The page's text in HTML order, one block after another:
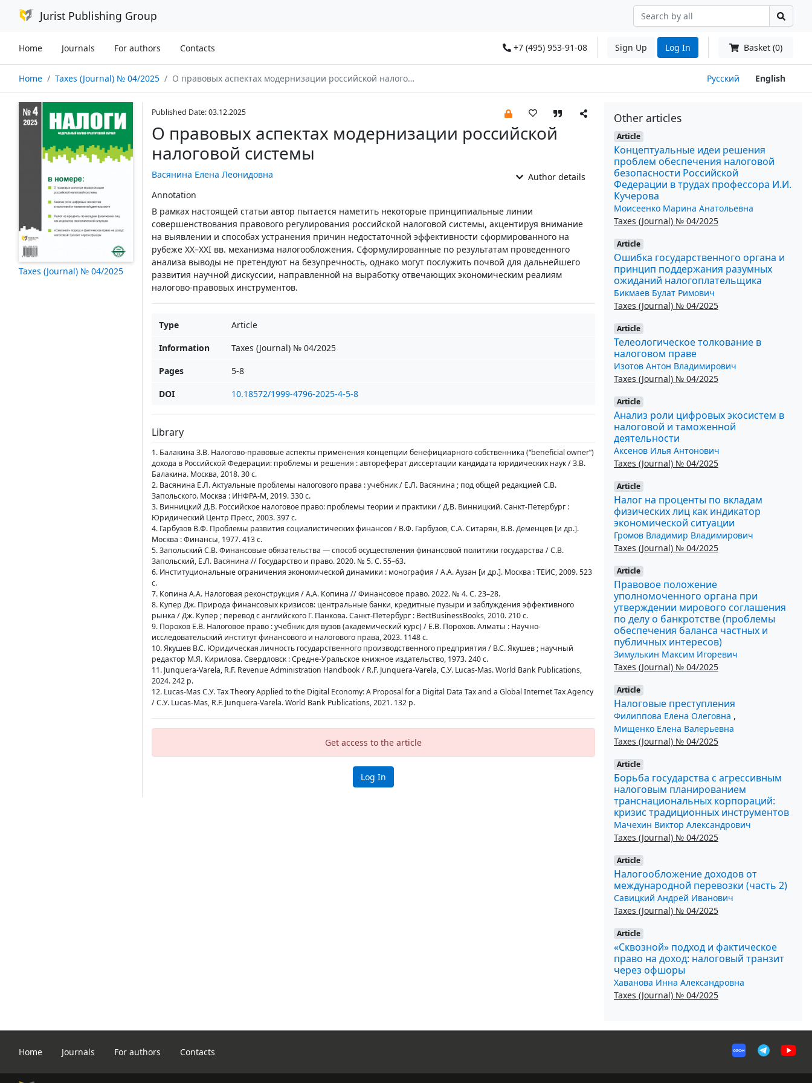
Jurist Publishing Group
Home Journals For authors Contacts +7 (495) 953-91-08 Sign Up Log In Basket (0)
Home Taxes (Journal) № 04/2025 О правовых аспектах модернизации российской налоговой системы Русский English
Taxes (Journal) № 04/2025
Published Date: 03.12.2025
О правовых аспектах модернизации российской
налоговой системы
Васянина Елена Леонидовна
Author details
Annotation
В рамках настоящей статьи автор пытается наметить некоторые принципиальные линии
совершенствования правового регулирования российской налоговой системы, акцентируя внимание
на выявлении и способах устранения причин недостаточной эффективности сформированного на
рубеже XX–XXI вв. механизма налогообложения. Сформулированные по результатам проведенного
анализа выводы не претендуют на безупречность, однако могут послужить почвой для дальнейшего
развития научной дискуссии, направленной на выработку отвечающих экономическим реалиям
налогово-правовых инструментов.
Type
Article
Information
Taxes (Journal) № 04/2025
Pages
5-8
DOI
10.18572/1999-4796-2025-4-5-8
Library
1. Балакина З.В. Налогово-правовые аспекты применения концепции бенефициарного собственника (“beneficial owner”)
дохода в Российской Федерации: проблемы и решения : автореферат диссертации кандидата юридических наук / З.В.
Балакина. Москва, 2018. 30 с.
2. Васянина Е.Л. Актуальные проблемы налогового права : учебник / Е.Л. Васянина ; под общей редакцией С.В.
Запольского. Москва : ИНФРА-М, 2019. 330 с.
3. Винницкий Д.В. Российское налоговое право: проблемы теории и практики / Д.В. Винницкий. Санкт-Петербург :
Юридический Центр Пресс, 2003. 397 с.
4. Гарбузов В.Ф. Проблемы развития социалистических финансов / В.Ф. Гарбузов, С.А. Ситарян, В.В. Деменцев [и др.].
Москва : Финансы, 1977. 413 с.
5. Запольский С.В. Финансовые обязательства — способ осуществления финансовой политики государства / С.В.
Запольский, Е.Л. Васянина // Государство и право. 2020. № 5. С. 55–63.
6. Институциональные ограничения экономической динамики : монография / А.А. Аузан [и др.]. Москва : ТЕИС, 2009. 523
с.
7. Копина А.А. Налоговая реконструкция / А.А. Копина // Финансовое право. 2022. № 4. С. 23–28.
8. Купер Дж. Природа финансовых кризисов: центральные банки, кредитные пузыри и заблуждения эффективного
рынка / Дж. Купер ; перевод с английского Г. Панкова. Санкт-Петербург : BectBusinessBooks, 2010. 210 с.
9. Порохов Е.В. Налоговое право : учебник для вузов (академический курс) / Е.В. Порохов. Алматы : Научно-
исследовательский институт финансового и налогового права, 2023. 1148 с.
10. Якушев В.С. Юридическая личность государственного производственного предприятия / В.С. Якушев ; научный
редактор М.Я. Кирилова. Свердловск : Средне-Уральское книжное издательство, 1973. 240 с.
11. Junquera-Varela, R.F. Revenue Administration Handbook / R.F. Junquera-Varela, C.У. Lucas-Mas. World Bank Publications,
2024. 242 p.
12. Lucas-Mas C.У. Tax Theory Applied to the Digital Economy: A Proposal for a Digital Data Tax and a Global Internet Tax Agency
/ C.У. Lucas-Mas, R.F. Junquera-Varela. World Bank Publications, 2021. 132 p.
Get access to the article
Log In
Other articles
Article
Концептуальные идеи решения
проблем обеспечения налоговой
безопасности Российской
Федерации в трудах профессора И.И.
Кучерова
Моисеенко Марина Анатольевна
Taxes (Journal) № 04/2025
Article
Ошибка государственного органа и
принцип поддержания разумных
ожиданий налогоплательщика
Бикмаев Булат Римович
Taxes (Journal) № 04/2025
Article
Телеологическое толкование в
налоговом праве
Изотов Антон Владимирович
Taxes (Journal) № 04/2025
Article
Анализ роли цифровых экосистем в
налоговой и таможенной
деятельности
Аксенов Илья Антонович
Taxes (Journal) № 04/2025
Article
Налог на проценты по вкладам
физических лиц как индикатор
экономической ситуации
Громов Владимир Владимирович
Taxes (Journal) № 04/2025
Article
Правовое положение
уполномоченного органа при
утверждении мирового соглашения
по делу о банкротстве (проблемы
обеспечения баланса частных и
публичных интересов)
Зимулькин Максим Игоревич
Taxes (Journal) № 04/2025
Article
Налоговые преступления
Филиппова Елена Олеговна ,
Мищенко Елена Валерьевна
Taxes (Journal) № 04/2025
Article
Борьба государства с агрессивным
налоговым планированием
транснациональных корпораций:
кризис традиционных инструментов
Мачехин Виктор Александрович
Taxes (Journal) № 04/2025
Article
Налогообложение доходов от
международной перевозки (часть 2)
Савицкий Андрей Иванович
Taxes (Journal) № 04/2025
Article
«Сквозной» подход и фактическое
право на доход: налоговый транзит
через офшоры
Хаванова Инна Александровна
Taxes (Journal) № 04/2025
Home Journals For authors Contacts